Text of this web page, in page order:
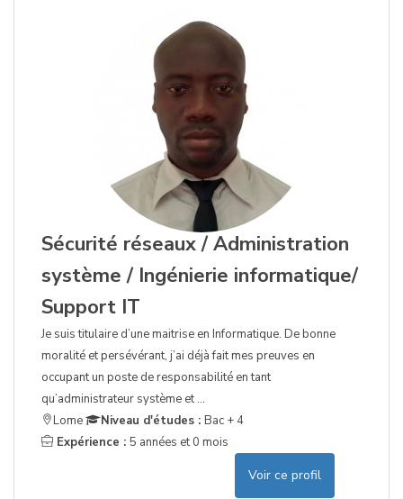
Sécurité réseaux / Administration
système / Ingénierie informatique/
Support IT
Je suis titulaire d’une maitrise en Informatique. De bonne
moralité et persévérant, j’ai déjà fait mes preuves en
occupant un poste de responsabilité en tant
qu’administrateur système et ...
Lome
Niveau d'études : Bac + 4
Expérience : 5 années et 0 mois
Voir ce profil